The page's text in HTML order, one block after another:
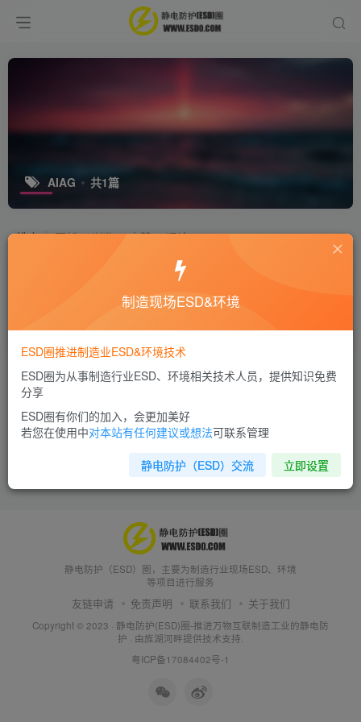
AIAG 共1篇
排序 更新 浏览 点赞 评论
FMEA的基础知识和发展历史
培训咨询
9年前 8989
静电防护（ESD）圈，主要为制造行业现场ESD、环境
等项目进行服务
友链申请 免责声明 联系我们 关于我们
Copyright © 2023 · 静电防护(ESD)圈-推进万物互联制造工业的静电防
护 · 由旌湖河畔提供技术支持.
粤ICP备17084402号-1
制造现场ESD&环境
ESD圈推进制造业ESD&环境技术
ESD圈为从事制造行业ESD、环境相关技术人员，提供知识免费
分享
ESD圈有你们的加入，会更加美好
若您在使用中对本站有任何建议或想法可联系管理
静电防护（ESD）交流 立即设置